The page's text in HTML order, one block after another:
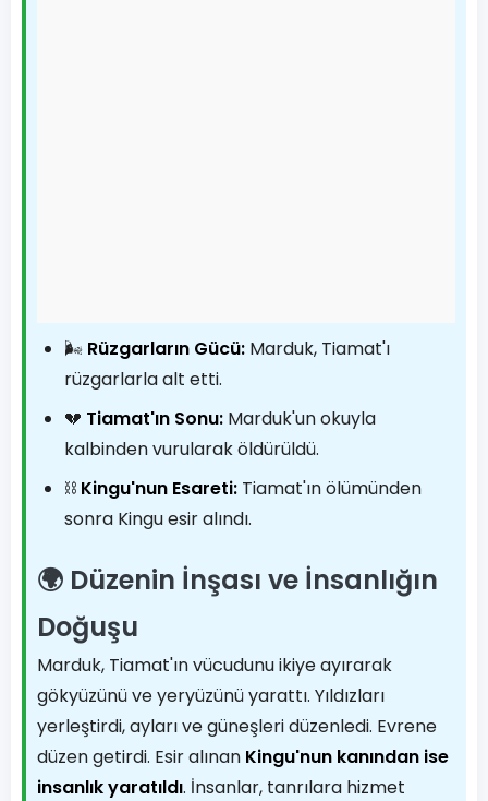
🌬️ Rüzgarların Gücü: Marduk, Tiamat'ı
rüzgarlarla alt etti.
💔 Tiamat'ın Sonu: Marduk'un okuyla
kalbinden vurularak öldürüldü.
⛓️ Kingu'nun Esareti: Tiamat'ın ölümünden
sonra Kingu esir alındı.
🌍 Düzenin İnşası ve İnsanlığın
Doğuşu
Marduk, Tiamat'ın vücudunu ikiye ayırarak
gökyüzünü ve yeryüzünü yarattı. Yıldızları
yerleştirdi, ayları ve güneşleri düzenledi. Evrene
düzen getirdi. Esir alınan Kingu'nun kanından ise
insanlık yaratıldı. İnsanlar, tanrılara hizmet